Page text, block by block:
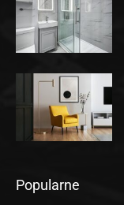
Popularne